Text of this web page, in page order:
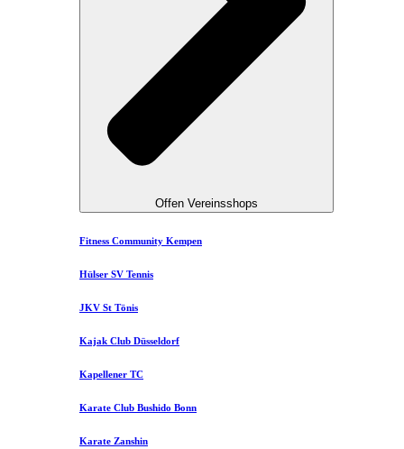
Offen Vereinsshops
Fitness Community Kempen
Hülser SV Tennis
JKV St Tönis
Kajak Club Düsseldorf
Kapellener TC
Karate Club Bushido Bonn
Karate Zanshin